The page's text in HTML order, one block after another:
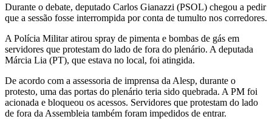
Durante o debate, deputado Carlos Gianazzi (PSOL) chegou a pedir
que a sessão fosse interrompida por conta de tumulto nos corredores.
A Polícia Militar atirou spray de pimenta e bombas de gás em
servidores que protestam do lado de fora do plenário. A deputada
Márcia Lia (PT), que estava no local, foi atingida.
De acordo com a assessoria de imprensa da Alesp, durante o
protesto, uma das portas do plenário teria sido quebrada. A PM foi
acionada e bloqueou os acessos. Servidores que protestam do lado
de fora da Assembleia também foram impedidos de entrar.